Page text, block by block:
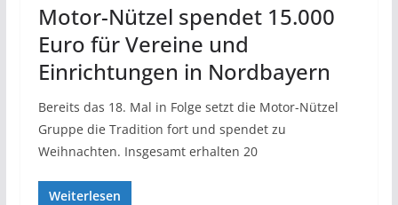
Motor-Nützel spendet 15.000
Euro für Vereine und
Einrichtungen in Nordbayern
Bereits das 18. Mal in Folge setzt die Motor-Nützel
Gruppe die Tradition fort und spendet zu
Weihnachten. Insgesamt erhalten 20
Weiterlesen